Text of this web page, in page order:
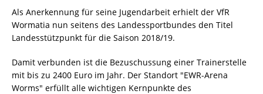
Als Anerkennung für seine Jugendarbeit erhielt der VfR
Wormatia nun seitens des Landessportbundes den Titel
Landesstützpunkt für die Saison 2018/19.
Damit verbunden ist die Bezuschussung einer Trainerstelle
mit bis zu 2400 Euro im Jahr. Der Standort "EWR-Arena
Worms" erfüllt alle wichtigen Kernpunkte des